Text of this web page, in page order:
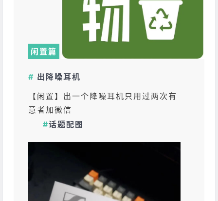
闲置篇
# 出降噪耳机
【闲置】出一个降噪耳机只用过两次有
意者加微信
#话题配图